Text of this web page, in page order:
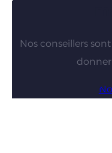
Nos conseillers
donner